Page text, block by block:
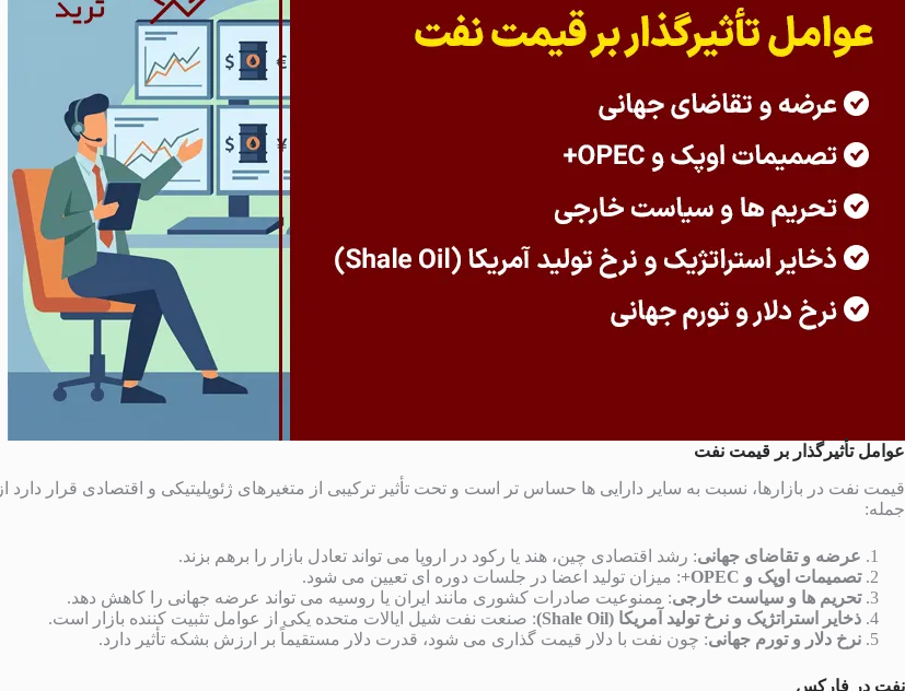
عوامل تأثیرگذار بر قیمت نفت
قیمت نفت در بازارها، نسبت به سایر دارایی ها حساس تر است و تحت تأثیر ترکیبی از متغیرهای ژئوپلیتیکی و اقتصادی قرار دارد از
جمله:
عرضه و تقاضای جهانی: رشد اقتصادی چین، هند یا رکود در اروپا می تواند تعادل بازار را برهم بزند.
تصمیمات اوپک و OPEC
+: میزان تولید اعضا در جلسات دوره ای تعیین می شود.
تحریم ها و سیاست خارجی: ممنوعیت صادرات کشوری مانند ایران یا روسیه می تواند عرضه جهانی را کاهش دهد.
ذخایر استراتژیک و نرخ تولید آمریکا (Shale Oil
): صنعت نفت شیل ایالات متحده یکی از عوامل تثبیت کننده بازار است.
نرخ دلار و تورم جهانی: چون نفت با دلار قیمت گذاری می شود، قدرت دلار مستقیماً بر ارزش بشکه تأثیر دارد.
نفت در فارکس